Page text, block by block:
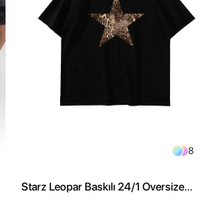
8
Starz Leopar Baskılı 24/1 Oversize